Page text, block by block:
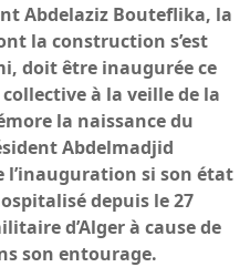
Abdelaziz Bouteflika, la
la construction s’est
doit être inaugurée ce
à la veille de la
la naissance du
Abdelmadjid
l’inauguration si son état
depuis le 27
d’Alger à cause de
son entourage.